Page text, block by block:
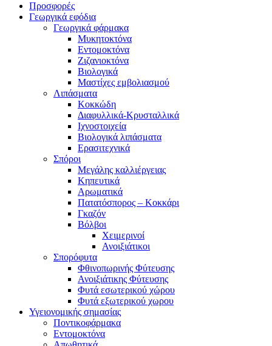
Προσφορές
Γεωργικά εφόδια
Γεωργικά φάρμακα
Μυκητοκτόνα
Εντομοκτόνα
Ζιζανιοκτόνα
Βιολογικά
Μαστίχες εμβολιασμού
Λιπάσματα
Κοκκώδη
Διαφυλλικά-Κρυσταλλικά
Ιχνοστοιχεία
Βιολογικά λιπάσματα
Ερασιτεχνικά
Σπόροι
Μεγάλης καλλιέργειας
Κηπευτικά
Αρωματικά
Πατατόσπορος – Κοκκάρι
Γκαζόν
Βόλβοι
Χειμερινοί
Ανοιξιάτικοι
Σπορόφυτα
Φθινοπωρινής Φύτευσης
Ανοιξιάτικης Φύτευσης
Φυτά εσωτερικού χώρου
Φυτά εξωτερικού χωρου
Υγειονομικής σημασίας
Ποντικοφάρμακα
Εντομοκτόνα